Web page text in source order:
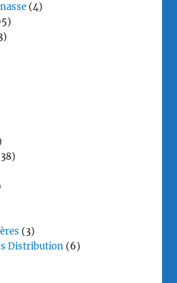
(4)
(3)
Distribution (6)